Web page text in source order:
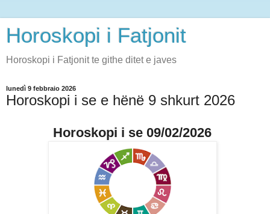
Horoskopi i Fatjonit
Horoskopi i Fatjonit te githe ditet e javes
lunedì 9 febbraio 2026
Horoskopi i se e hënë 9 shkurt 2026
Horoskopi i se 09/02/2026